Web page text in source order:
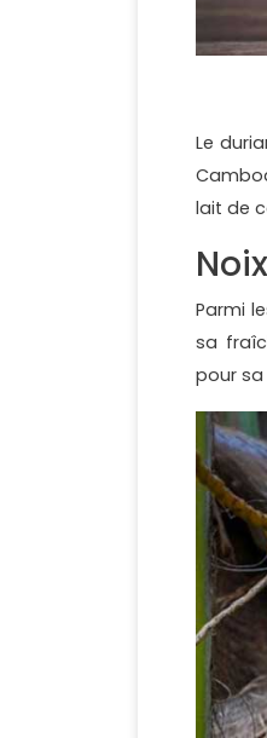
Le
lait de
Parmi
sa
pour